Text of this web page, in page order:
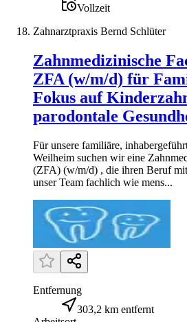
Vollzeit
Zahnarztpraxis Bernd Schlüter
Zahnmedizinische
ZFA (w/m/d) für
Fokus auf
parodontale
Für unsere familiäre,
Weilheim suchen wir eine
(ZFA) (w/m/d) , die ihren Beruf
unser Team fachlich wie mens...
Entfernung
303,2 km entfernt